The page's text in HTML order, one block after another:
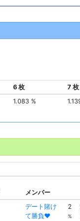
6 枚 7 枚
1.083 %
メンバー
デート賭け
て勝負♥
2
%